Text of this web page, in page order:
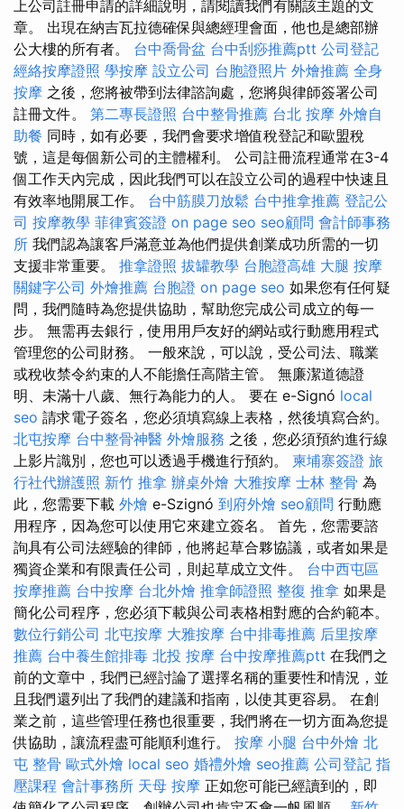
上公司註冊申請的詳細說明，請閱讀我們有關該主題的文
章。 出現在納吉瓦拉德確保與總經理會面，他也是總部辦
公大樓的所有者。 台中喬骨盆 台中刮痧推薦ptt 公司登記
經絡按摩證照 學按摩 設立公司 台胞證照片 外燴推薦 全身
按摩 之後，您將被帶到法律諮詢處，您將與律師簽署公司
註冊文件。 第二專長證照 台中整骨推薦 台北 按摩 外燴自
助餐 同時，如有必要，我們會要求增值稅登記和歐盟稅
號，這是每個新公司的主體權利。 公司註冊流程通常在3-4
個工作天內完成，因此我們可以在設立公司的過程中快速且
有效率地開展工作。 台中筋膜刀放鬆 台中推拿推薦 登記公
司 按摩教學 菲律賓簽證 on page seo seo顧問 會計師事務
所 我們認為讓客戶滿意並為他們提供創業成功所需的一切
支援非常重要。 推拿證照 拔罐教學 台胞證高雄 大腿 按摩
關鍵字公司 外燴推薦 台胞證 on page seo 如果您有任何疑
問，我們隨時為您提供協助，幫助您完成公司成立的每一
步。 無需再去銀行，使用用戶友好的網站或行動應用程式
管理您的公司財務。 一般來說，可以說，受公司法、職業
或稅收禁令約束的人不能擔任高階主管。 無廉潔道德證
明、未滿十八歲、無行為能力的人。 要在 e-Signó local
seo 請求電子簽名，您必須填寫線上表格，然後填寫合約。
北屯按摩 台中整骨神醫 外燴服務 之後，您必須預約進行線
上影片識別，您也可以透過手機進行預約。 柬埔寨簽證 旅
行社代辦護照 新竹 推拿 辦桌外燴 大雅按摩 士林 整骨 為
此，您需要下載 外燴 e-Szignó 到府外燴 seo顧問 行動應
用程序，因為您可以使用它來建立簽名。 首先，您需要諮
詢具有公司法經驗的律師，他將起草合夥協議，或者如果是
獨資企業和有限責任公司，則起草成立文件。 台中西屯區
按摩推薦 台中按摩 台北外燴 推拿師證照 整復 推拿 如果是
簡化公司程序，您必須下載與公司表格相對應的合約範本。
數位行銷公司 北屯按摩 大雅按摩 台中排毒推薦 后里按摩
推薦 台中養生館排毒 北投 按摩 台中按摩推薦ptt 在我們之
前的文章中，我們已經討論了選擇名稱的重要性和情況，並
且我們還列出了我們的建議和指南，以使其更容易。 在創
業之前，這些管理任務也很重要，我們將在一切方面為您提
供協助，讓流程盡可能順利進行。 按摩 小腿 台中外燴 北
屯 整骨 歐式外燴 local seo 婚禮外燴 seo推薦 公司登記 指
壓課程 會計事務所 天母 按摩 正如您可能已經讀到的，即